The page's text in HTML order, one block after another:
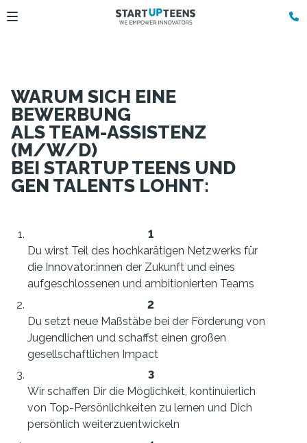
WARUM SICH EINE
BEWERBUNG
ALS TEAM-ASSISTENZ
(M/W/D)
BEI STARTUP TEENS UND
GEN TALENTS LOHNT:
Du wirst Teil des hochkarätigen Netzwerks für
die Innovator:innen der Zukunft und eines
aufgeschlossenen und ambitionierten Teams
Du setzt neue Maßstäbe bei der Förderung von
Jugendlichen und schaffst einen großen
gesellschaftlichen Impact
Wir schaffen Dir die Möglichkeit, kontinuierlich
von Top-Persönlichkeiten zu lernen und Dich
persönlich weiterzuentwickeln